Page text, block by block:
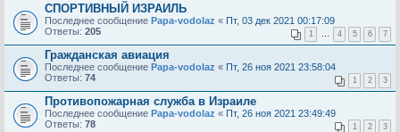
СПОРТИВНЫЙ ИЗРАИЛЬ
Последнее сообщение Papa-vodolaz « Пт, 03 дек 2021 00:17:09
Ответы: 205 1 4 5 6 7
Гражданская авиация
Последнее сообщение Papa-vodolaz « Пт, 26 ноя 2021 23:58:04
Ответы: 74 1 2 3
Противопожарная служба в Израиле
Последнее сообщение Papa-vodolaz « Пт, 26 ноя 2021 23:49:49
Ответы: 78 1 2 3